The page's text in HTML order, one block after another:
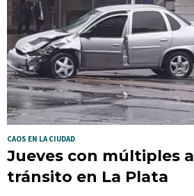
CAOS EN LA CIUDAD
Jueves con múltiples
tránsito en La Plata